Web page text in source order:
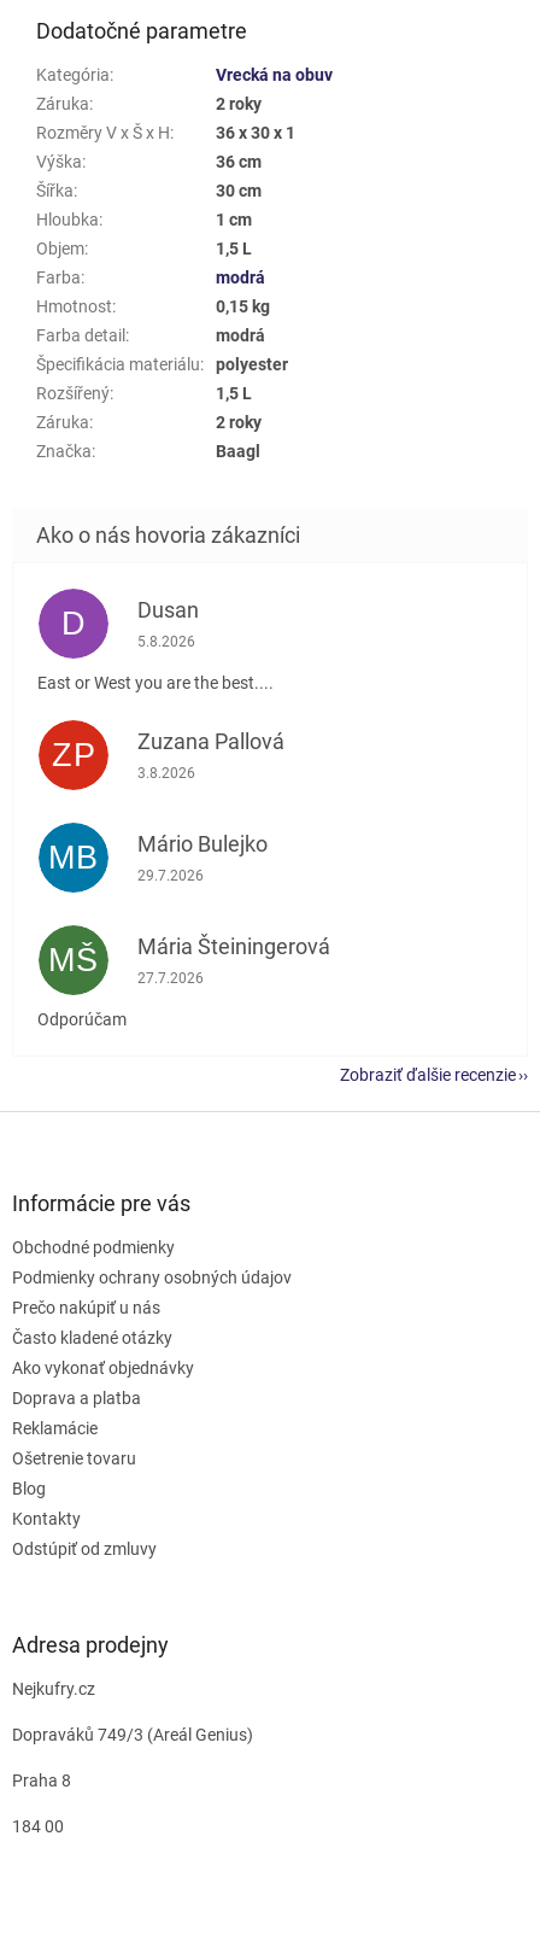
Dodatočné parametre
Kategória:
Vrecká na obuv
Záruka:
2 roky
Rozměry V x Š x H:
36 x 30 x 1
Výška:
36 cm
Šířka:
30 cm
Hloubka:
1 cm
Objem:
1,5 L
Farba:
modrá
Hmotnost:
0,15 kg
Farba detail :
modrá
Špecifikácia materiálu:
polyester
Rozšířený:
1,5 L
Záruka:
2 roky
Značka: Baagl
D Dusan
Hodnotenie obchodu je 5 z 5 hviezdičiek.
5.8.2026
East or West you are the best....
ZP Zuzana Pallová
Hodnotenie obchodu je 5 z 5 hviezdičiek.
3.8.2026
MB Mário Bulejko
Hodnotenie obchodu je 5 z 5 hviezdičiek.
29.7.2026
MŠ Mária Šteiningerová
Hodnotenie obchodu je 5 z 5 hviezdičiek.
27.7.2026
Odporúčam
Zobraziť ďalšie recenzie
Informácie pre vás
Obchodné podmienky
Podmienky ochrany osobných údajov
Prečo nakúpiť u nás
Často kladené otázky
Ako vykonať objednávky
Doprava a platba
Reklamácie
Ošetrenie tovaru
Blog
Kontakty
Odstúpiť od zmluvy
Adresa prodejny
Nejkufry.cz
Dopraváků 749/3 (Areál Genius)
Praha 8
184 00